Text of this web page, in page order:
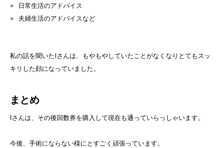
日常生活のアドバイス
夫婦生活のアドバイスなど
私の話を聞いたIさんは、もやもやしていたことがなくなりとてもスッ
キリした顔になっていました。
まとめ
Iさんは、その後回数券を購入して現在も通っていらっしゃいます。
今後、手術にならない様にとすごく頑張っています。